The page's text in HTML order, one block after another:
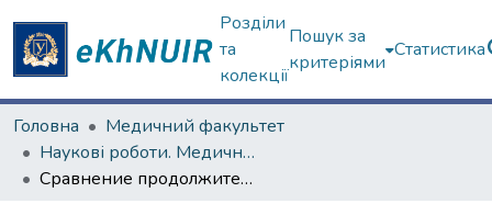
Розділи
та
колекції
Пошук за
критеріями
Статистика
Головна
Медичний факультет
Наукові роботи. Медичний факультет
Сравнение продолжительности комплекса QRS ЭКГ на эпизодах синусового ритма и пароксизмов у пациентов с пароксизмальной и персистирующей фибрилляцией предсердий